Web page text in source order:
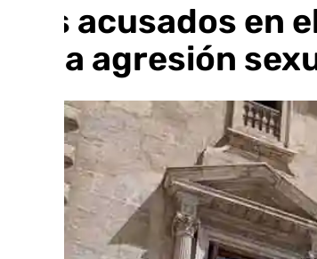
Dos acusados en
no la agresión